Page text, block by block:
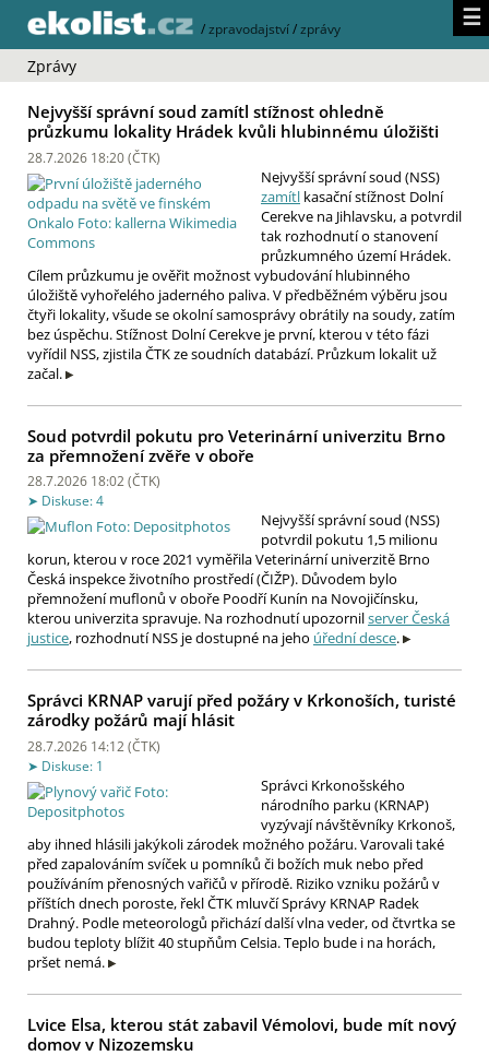
/zpravodajství/zprávy ☰
Zprávy
Nejvyšší správní soud zamítl stížnost ohledně
průzkumu lokality Hrádek kvůli hlubinnému úložišti
28.7.2026 18:20 (ČTK)
Nejvyšší správní soud (NSS)
zamítl kasační stížnost Dolní
Cerekve na Jihlavsku, a potvrdil
tak rozhodnutí o stanovení
průzkumného území Hrádek.
Cílem průzkumu je ověřit možnost vybudování hlubinného
úložiště vyhořelého jaderného paliva. V předběžném výběru jsou
čtyři lokality, všude se okolní samosprávy obrátily na soudy, zatím
bez úspěchu. Stížnost Dolní Cerekve je první, kterou v této fázi
vyřídil NSS, zjistila ČTK ze soudních databází. Průzkum lokalit už
začal.
Soud potvrdil pokutu pro Veterinární univerzitu Brno
za přemnožení zvěře v oboře
28.7.2026 18:02 (ČTK)
Diskuse: 4
Nejvyšší správní soud (NSS)
potvrdil pokutu 1,5 milionu
korun, kterou v roce 2021 vyměřila Veterinární univerzitě Brno
Česká inspekce životního prostředí (ČIŽP). Důvodem bylo
přemnožení muflonů v oboře Poodří Kunín na Novojičínsku,
kterou univerzita spravuje. Na rozhodnutí upozornilserver Česká
justice, rozhodnutí NSS je dostupné na jeho úřední desce.
Správci KRNAP varují před požáry v Krkonoších, turisté
zárodky požárů mají hlásit
28.7.2026 14:12 (ČTK)
Diskuse: 1
Správci Krkonošského
národního parku (KRNAP)
vyzývají návštěvníky Krkonoš,
aby ihned hlásili jakýkoli zárodek možného požáru. Varovali také
před zapalováním svíček u pomníků či božích muk nebo před
používáním přenosných vařičů v přírodě. Riziko vzniku požárů v
příštích dnech poroste, řekl ČTK mluvčí Správy KRNAP Radek
Drahný. Podle meteorologů přichází další vlna veder, od čtvrtka se
budou teploty blížit 40 stupňům Celsia. Teplo bude i na horách,
pršet nemá.
Lvice Elsa, kterou stát zabavil Vémolovi, bude mít nový
domov v Nizozemsku